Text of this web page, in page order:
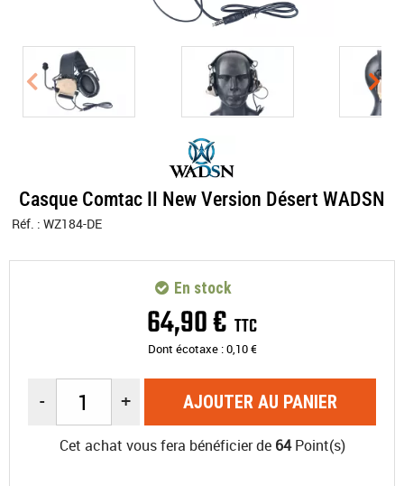
Casque Comtac II New Version Désert WADSN
Réf. : WZ184-DE
64,90€ TTC
Dont écotaxe :0,10€
En stock
- + AJOUTER AU PANIER
Cet achat vous fera bénéficier de 64Point(s)